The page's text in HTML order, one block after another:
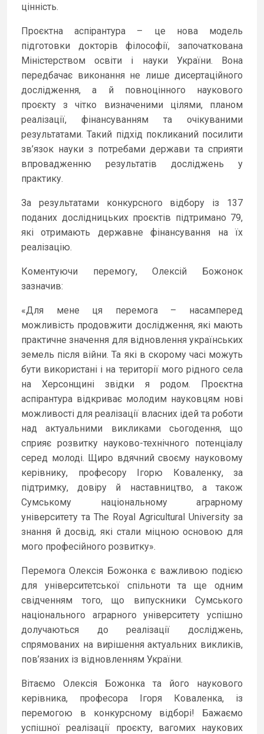
цінність.
Проєктна аспірантура – це нова модель
підготовки докторів філософії, започаткована
Міністерством освіти і науки України. Вона
передбачає виконання не лише дисертаційного
дослідження, а й повноцінного наукового
проєкту з чітко визначеними цілями, планом
реалізації, фінансуванням та очікуваними
результатами. Такий підхід покликаний посилити
зв’язок науки з потребами держави та сприяти
впровадженню результатів досліджень у
практику.
За результатами конкурсного відбору із 137
поданих дослідницьких проєктів підтримано 79,
які отримають державне фінансування на їх
реалізацію.
Коментуючи перемогу, Олексій Божонок
зазначив:
«Для мене ця перемога – насамперед
можливість продовжити дослідження, які мають
практичне значення для відновлення українських
земель після війни. Та які в скорому часі можуть
бути використані і на території мого рідного села
на Херсонщині звідки я родом. Проєктна
аспірантура відкриває молодим науковцям нові
можливості для реалізації власних ідей та роботи
над актуальними викликами сьогодення, що
сприяє розвитку науково-технічного потенціалу
серед молоді. Щиро вдячний своєму науковому
керівнику, професору Ігорю Коваленку, за
підтримку, довіру й наставництво, а також
Сумському національному аграрному
університету та The Royal Agricultural University за
знання й досвід, які стали міцною основою для
мого професійного розвитку».
Перемога Олексія Божонка є важливою подією
для університетської спільноти та ще одним
свідченням того, що випускники Сумського
національного аграрного університету успішно
долучаються до реалізації досліджень,
спрямованих на вирішення актуальних викликів,
пов’язаних із відновленням України.
Вітаємо Олексія Божонка та його наукового
керівника, професора Ігоря Коваленка, із
перемогою в конкурсному відборі! Бажаємо
успішної реалізації проєкту, вагомих наукових